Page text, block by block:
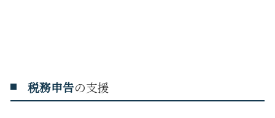
税務申告の支援